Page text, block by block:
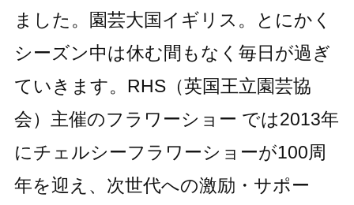
ました。園芸大国イギリス。とにかく
シーズン中は休む間もなく毎日が過ぎ
ていきます。RHS（英国王立園芸協
会）主催のフラワーショー では2013年
にチェルシーフラワーショーが100周
年を迎え、次世代への激励・サポー